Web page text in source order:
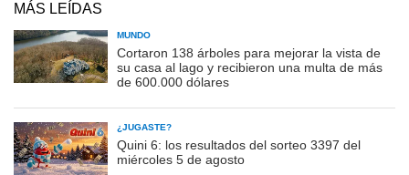
MÁS LEÍDAS
MUNDO
Cortaron 138 árboles para mejorar la vista de
su casa al lago y recibieron una multa de más
de 600.000 dólares
¿JUGASTE?
Quini 6: los resultados del sorteo 3397 del
miércoles 5 de agosto